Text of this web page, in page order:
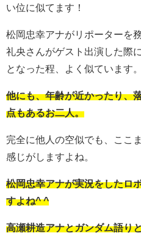
い位に似てます！
松岡忠幸アナがリポーターを
礼央さんがゲスト出演した際
となった程、よく似ています。
他にも、年齢が近かったり、
点もあるお二人。
完全に他人の空似でも、ここ
感じがしますよね。
松岡忠幸アナが実況をしたロ
すよね^ ^
高瀬耕造アナとガンダム語り